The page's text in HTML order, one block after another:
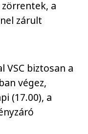
a
zárult
VSC biztosan a
végez,
(17.00), a